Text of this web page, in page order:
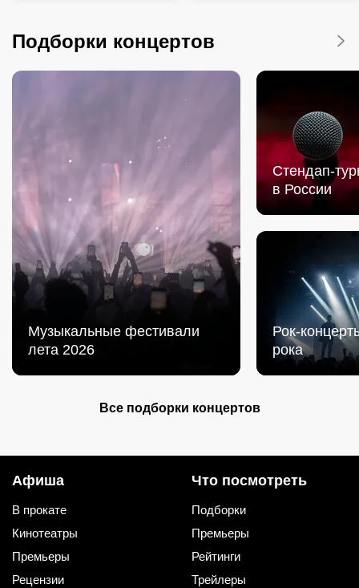
Подборки концертов
Музыкальные фестивали
лета 2026
Cтендап-
в России
Рок-
рока
Все подборки концертов
Афиша
В прокате
Кинотеатры
Премьеры
Рецензии
Что посмотреть
Подборки
Премьеры
Рейтинги
Трейлеры